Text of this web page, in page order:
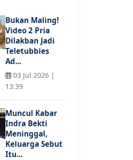
Bukan Maling!
Video 2 Pria
Dilakban Jadi
Teletubbies
Ad...
03 Jul 2026 |
13:39
Muncul Kabar
Indra Bekti
Meninggal,
Keluarga Sebut
Itu...